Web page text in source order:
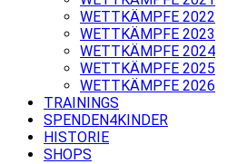
WETTKÄMPFE 2022
WETTKÄMPFE 2023
WETTKÄMPFE 2024
WETTKÄMPFE 2025
WETTKÄMPFE 2026
TRAININGS
SPENDEN4KINDER
HISTORIE
SHOPS